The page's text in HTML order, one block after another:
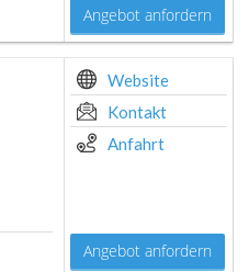
Angebot anfordern
Website
Kontakt
Anfahrt
Angebot anfordern